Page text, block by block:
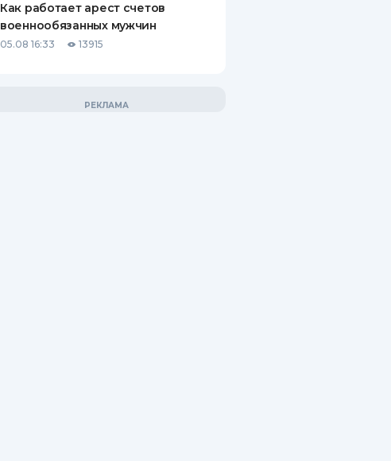
Как работает арест счетов
военнообязанных мужчин
05.08 16:33 13915